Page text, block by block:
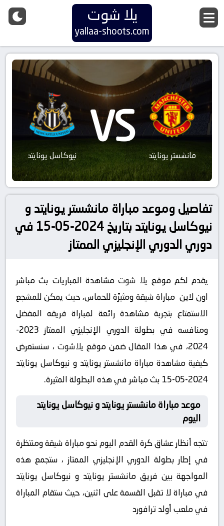
يلا شوت
yallaa-shoots.com
مانشستر يونايتد VS نيوكاسل يونايتد
تفاصيل وموعد مباراة مانشستر يونايتد و
نيوكاسل يونايتد بتاريخ 2024-05-15 في
دوري الدوري الإنجليزي الممتاز
يقدم لكم موقع يلا شوت مشاهدة المباريات بث مباشر
اون لاين مباراة شيقة ومثيرًة للحماس، حيث يمكن للمشجع
الاستمتاع بتجربة مشاهدة رائعة لمباراة فريقه المفضل
ومنافسه في بطولة الدوري الإنجليزي الممتاز 2023-
2024، في هذا المقال ضمن موقع
يلاشوت ، سنستعرض
كيفية مشاهدة مباراة مانشستر يونايتد و نيوكاسل يونايتد
2024-05-15 بث مباشر في هذه البطولة المثيرة.
موعد مباراة مانشستر يونايتد و نيوكاسل يونايتد
اليوم
تتجه أنظار عشاق كرة القدم اليوم نحو مباراة شيقة ومنتظرة
في إطار بطولة الدوري الإنجليزي الممتاز ، ستجمع هذه
المواجهة بين فريق مانشستر يونايتد و نيوكاسل يونايتد
في مباراة لا تقبل القسمة على اثنين، حيث ستقام المباراة
في ملعب أولد ترافورد